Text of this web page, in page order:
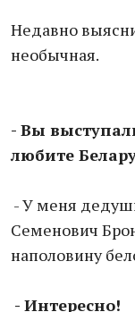
Недавно
необычная.
- Вы
любите
- У меня
Семенович
наполовину
- Интересно!